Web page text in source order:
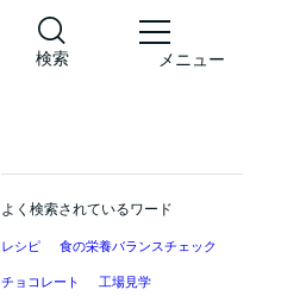
検索 メニュー
よく検索されているワード
レシピ 食の栄養バランスチェック
チョコレート 工場見学